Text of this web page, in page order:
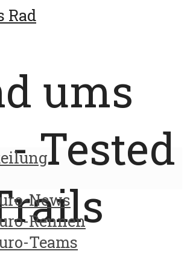
ums
- Tested
News
Rennen
Teams